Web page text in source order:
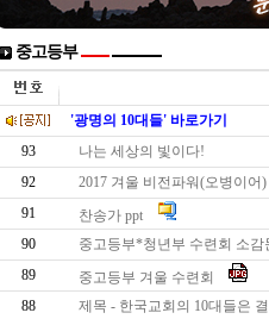
중고등부
'광명의 10대들' 바로가기
93
나는 세상의 빛이다!
92
2017 겨울 비전파워(오병이어
91
찬송가 ppt
90
중고등부*청년부 수련회 소감
89
중고등부 겨울 수련회
88
제목 - 한국교회의 10대들은